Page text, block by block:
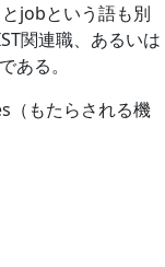
jobという語も別
関連職、あるいは
ある。
（もたらされる機